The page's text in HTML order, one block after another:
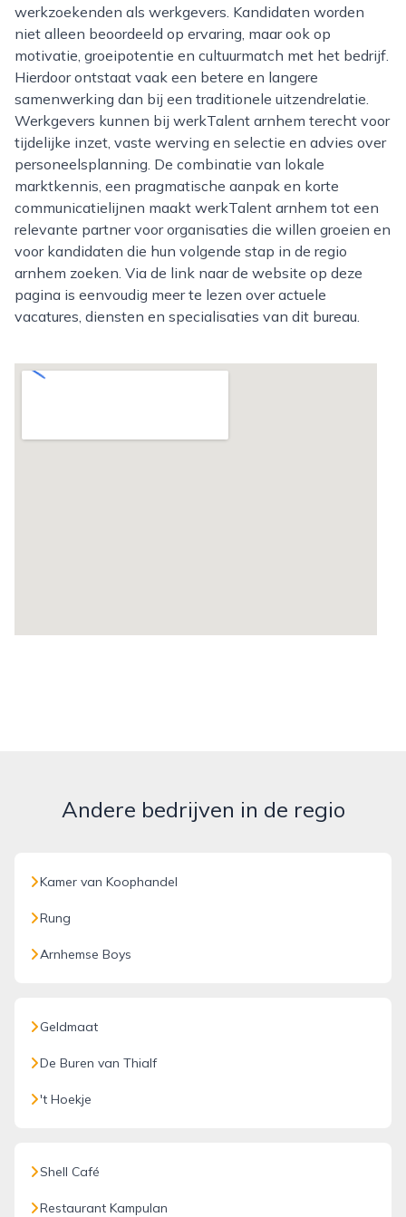
werkzoekenden als werkgevers. Kandidaten worden
niet alleen beoordeeld op ervaring, maar ook op
motivatie, groeipotentie en cultuurmatch met het bedrijf.
Hierdoor ontstaat vaak een betere en langere
samenwerking dan bij een traditionele uitzendrelatie.
Werkgevers kunnen bij werkTalent arnhem terecht voor
tijdelijke inzet, vaste werving en selectie en advies over
personeelsplanning. De combinatie van lokale
marktkennis, een pragmatische aanpak en korte
communicatielijnen maakt werkTalent arnhem tot een
relevante partner voor organisaties die willen groeien en
voor kandidaten die hun volgende stap in de regio
arnhem zoeken. Via de link naar de website op deze
pagina is eenvoudig meer te lezen over actuele
vacatures, diensten en specialisaties van dit bureau.
Andere bedrijven in de regio
Kamer van Koophandel
Rung
Arnhemse Boys
Geldmaat
De Buren van Thialf
't Hoekje
Shell Café
Restaurant Kampulan